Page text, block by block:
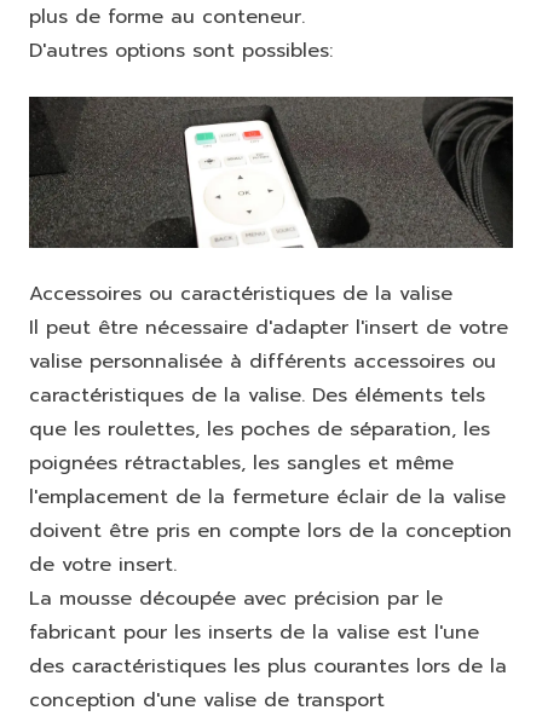
plus de forme au conteneur.
D'autres options sont possibles:
Accessoires ou caractéristiques de la valise
Il peut être nécessaire d'adapter l'insert de votre
valise personnalisée à différents accessoires ou
caractéristiques de la valise. Des éléments tels
que les roulettes, les poches de séparation, les
poignées rétractables, les sangles et même
l'emplacement de la fermeture éclair de la valise
doivent être pris en compte lors de la conception
de votre insert.
La mousse découpée avec précision par le
fabricant pour les inserts de la valise est l'une
des caractéristiques les plus courantes lors de la
conception d'une valise de transport